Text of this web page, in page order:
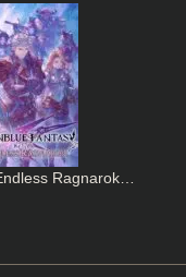
Ragnarok…